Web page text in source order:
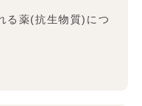
る薬(抗生物質)につ